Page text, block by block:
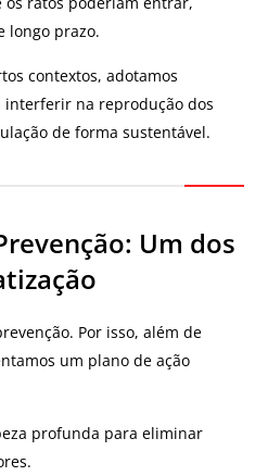
longo prazo.
contextos, adotamos
interferir na reprodução dos
de forma sustentável.
Um dos
Por isso, além de
um plano de ação
profunda para eliminar